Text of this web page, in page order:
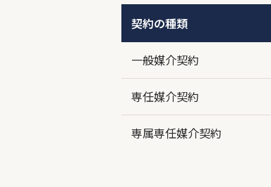
契約の種類
一般媒介契約
専任媒介契約
専属専任媒介契約